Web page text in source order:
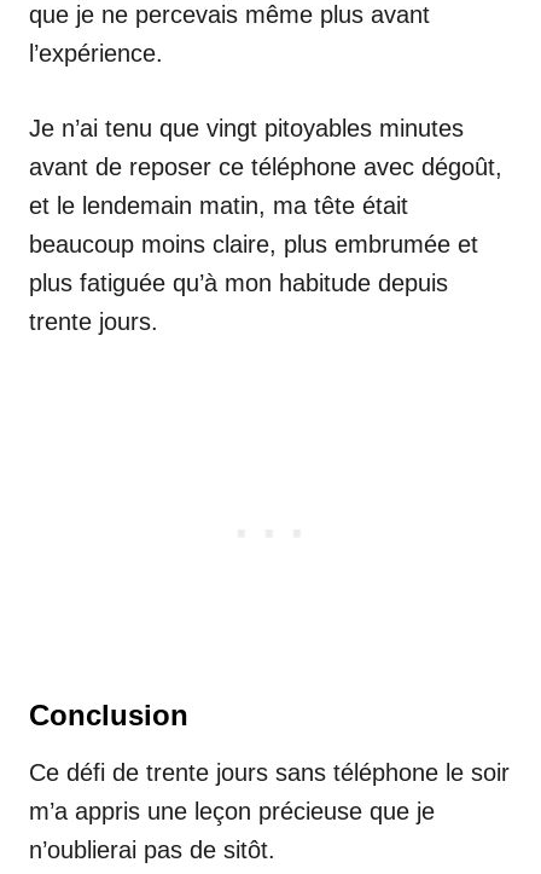
que je ne percevais même plus avant
l’expérience.
Je n’ai tenu que vingt pitoyables minutes
avant de reposer ce téléphone avec dégoût,
et le lendemain matin, ma tête était
beaucoup moins claire, plus embrumée et
plus fatiguée qu’à mon habitude depuis
trente jours.
Conclusion
Ce défi de trente jours sans téléphone le soir
m’a appris une leçon précieuse que je
n’oublierai pas de sitôt.